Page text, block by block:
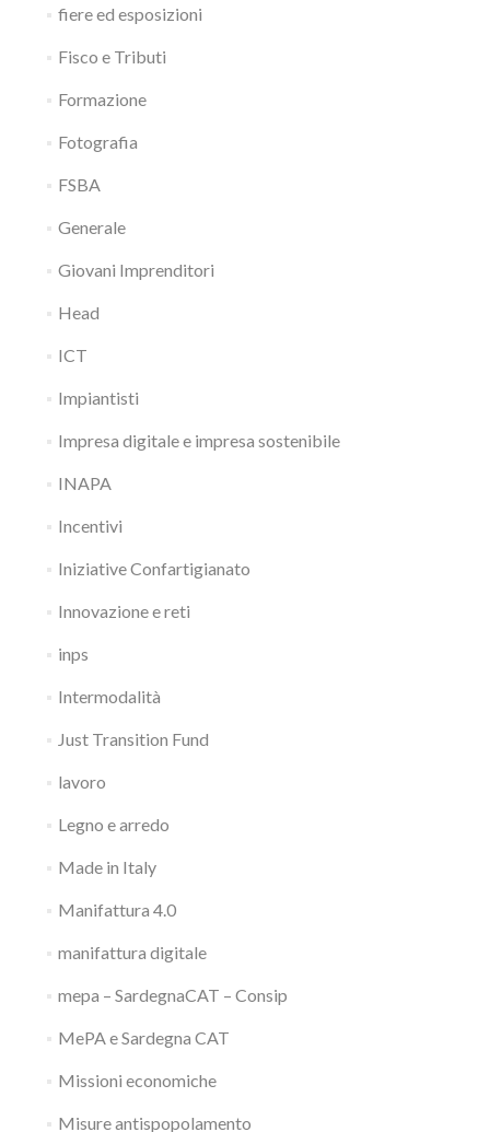
fiere ed esposizioni
Fisco e Tributi
Formazione
Fotografia
FSBA
Generale
Giovani Imprenditori
Head
ICT
Impiantisti
Impresa digitale e impresa sostenibile
INAPA
Incentivi
Iniziative Confartigianato
Innovazione e reti
inps
Intermodalità
Just Transition Fund
lavoro
Legno e arredo
Made in Italy
Manifattura 4.0
manifattura digitale
mepa – SardegnaCAT – Consip
MePA e Sardegna CAT
Missioni economiche
Misure antispopolamento